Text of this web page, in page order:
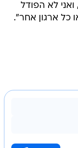
לא הפודל